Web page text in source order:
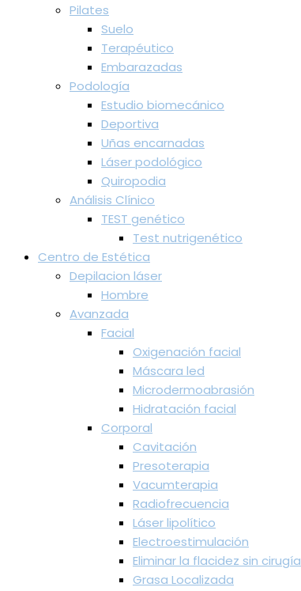
Pilates
Suelo
Terapéutico
Embarazadas
Podología
Estudio biomecánico
Deportiva
Uñas encarnadas
Láser podológico
Quiropodia
Análisis Clínico
TEST genético
Test nutrigenético
Centro de Estética
Depilacion láser
Hombre
Avanzada
Facial
Oxigenación facial
Máscara led
Microdermoabrasión
Hidratación facial
Corporal
Cavitación
Presoterapia
Vacumterapia
Radiofrecuencia
Láser lipolítico
Electroestimulación
Eliminar la flacidez sin cirugía
Grasa Localizada